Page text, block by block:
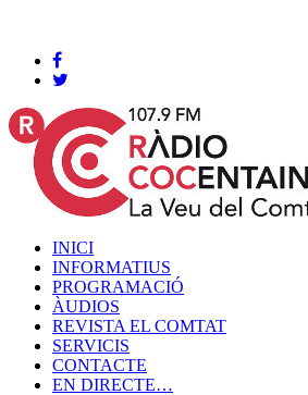
INICI
INFORMATIUS
PROGRAMACIÓ
ÀUDIOS
REVISTA EL COMTAT
SERVICIS
CONTACTE
EN DIRECTE…